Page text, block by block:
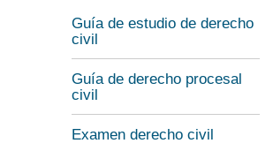
Guía de estudio de derecho
civil
Guía de derecho procesal
civil
Examen derecho civil